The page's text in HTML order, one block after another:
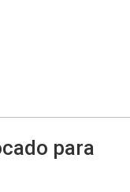
para